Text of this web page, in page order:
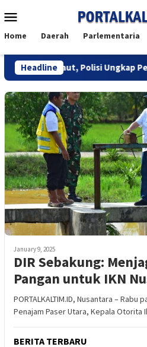
to
Menu
Home Daerah Parlementaria
Headline
Maut, Polisi Ungkap
January 9, 2025
DIR Sebakung:
Pangan untuk IKN
PORTALKALTIM.ID, Nusantara –
Penajam Paser Utara, Kepala Otorita
BERITA TERBARU